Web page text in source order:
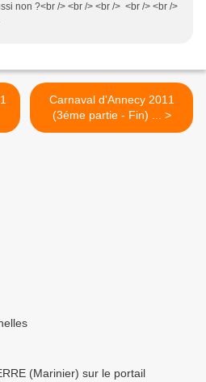
non ?<br /> <br /> <br /> <br /> <br />
Carnaval d'Annecy 2011
(3éme partie - Fin) ... >
(Marinier) sur le portail